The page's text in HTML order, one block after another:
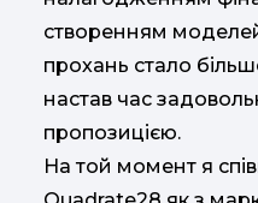
створенням
прохань стало
настав час
пропозицією.
На той момент я